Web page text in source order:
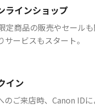
ラインショップ
定商品の販売やセールも
ービスもスタート。
イン
のご来店時、Canon ID